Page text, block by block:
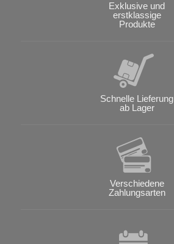
Exklusive und
erstklassige
Produkte
Schnelle Lieferung
ab Lager
Verschiedene
Zahlungsarten